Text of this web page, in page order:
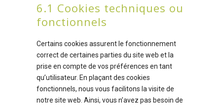
6.1 Cookies techniques ou
fonctionnels
Certains cookies assurent le fonctionnement
correct de certaines parties du site web et la
prise en compte de vos préférences en tant
qu’utilisateur. En plaçant des cookies
fonctionnels, nous vous facilitons la visite de
notre site web. Ainsi, vous n’avez pas besoin de